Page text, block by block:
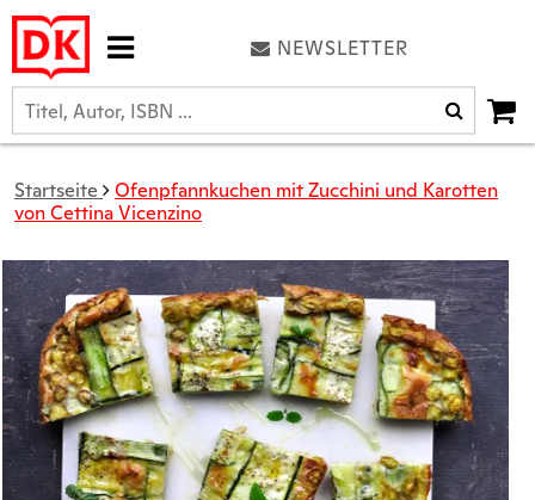
NEWSLETTER
Startseite
Ofenpfannkuchen mit Zucchini und Karotten
von Cettina Vicenzino